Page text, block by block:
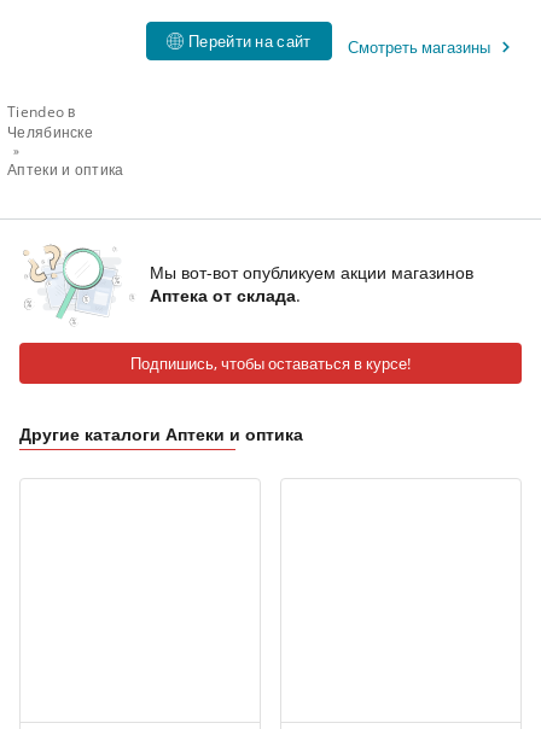
Tiendeo в
Челябинске
Аптеки и оптика
Перейти на сайт Смотреть магазины
Мы вот-вот опубликуем акции магазинов
Аптека от склада.
Подпишись, чтобы оставаться в курсе!
Другие каталоги Аптеки и оптика